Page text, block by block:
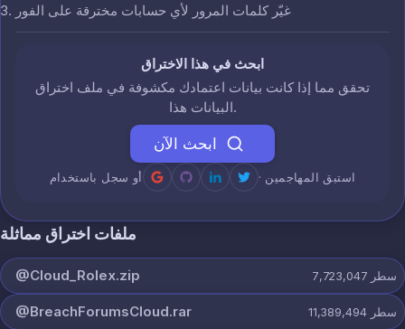
غيّر كلمات المرور لأي حسابات مخترقة على الفور
ابحث في هذا الاختراق
تحقق مما إذا كانت بيانات اعتمادك مكشوفة في ملف اختراق
البيانات هذا.
ابحث الآن
أو سجل باستخدام · استبق المهاجمين
ملفات اختراق مماثلة
@Cloud_Rolex.zip 7,723,047 سطر
@BreachForumsCloud.rar 11,389,494 سطر